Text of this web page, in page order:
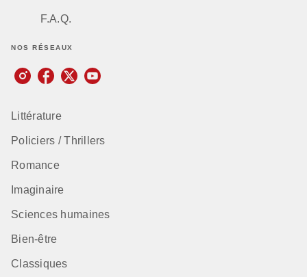
F.A.Q.
NOS RÉSEAUX
Littérature
Policiers / Thrillers
Romance
Imaginaire
Sciences humaines
Bien-être
Classiques